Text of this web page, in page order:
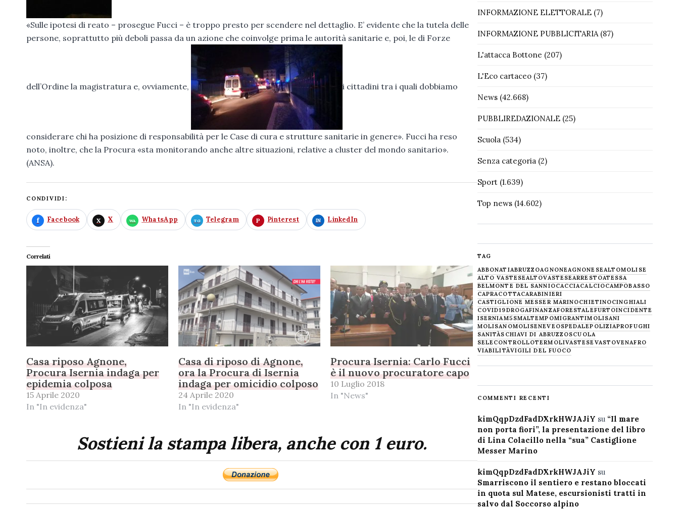
«Sulle ipotesi di reato – prosegue Fucci – è troppo presto per scendere nel dettaglio. E’ evidente che la tutela delle
persone, soprattutto più deboli passa da un azione che coinvolge prima le autorità sanitarie e, poi, le di Forze
dell’Ordine la magistratura e, ovviamente, i cittadini tra i quali dobbiamo
considerare chi ha posizione di responsabilità per le Case di cura e strutture sanitarie in genere». Fucci ha reso
noto, inoltre, che la Procura «sta monitorando anche altre situazioni, relative a cluster del mondo sanitario».
(ANSA).
CONDIVIDI:
Facebook X WhatsApp Telegram Pinterest LinkedIn
Correlati
Casa riposo Agnone,
Procura Isernia indaga per
epidemia colposa
15 Aprile 2020
In "In evidenza"
Casa di riposo di Agnone,
ora la Procura di Isernia
indaga per omicidio colposo
24 Aprile 2020
In "In evidenza"
Procura Isernia: Carlo Fucci
è il nuovo procuratore capo
10 Luglio 2018
In "News"
Sostieni la stampa libera, anche con 1 euro.
INFORMAZIONE ELETTORALE(7)
INFORMAZIONE PUBBLICITARIA(87)
L'attacca Bottone (207)
L'Eco cartaceo(37)
News(42.668)
PUBBLIREDAZIONALE(25)
Scuola(534)
Senza categoria(2)
Sport(1.639)
Top news(14.602)
TAG
ABBONATIABRUZZOAGNONEAGNONESEALTOMOLISE
ALTO VASTESEALTOVASTESEARRESTOATESSA
BELMONTE DEL SANNIOCACCIACALCIOCAMPOBASSO
CAPRACOTTACARABINIERI
CASTIGLIONE MESSER MARINOCHIETINOCINGHIALI
COVID19DROGAFINANZAFORESTALEFURTOINCIDENTE
ISERNIAM5SMALTEMPOMIGRANTIMOLISANI
MOLISANOMOLISENEVE OSPEDALEPOLIZIAPROFUGHI
SANITÀSCHIAVI DI ABRUZZOSCUOLA
SELECONTROLLOTERMOLIVASTESE VASTOVENAFRO
VIABILITÀVIGILI DEL FUOCO
COMMENTI RECENTI
kimQqpDzdFadDXrkHWJAJiY su “Il mare
non porta fiori”, la presentazione del libro
di Lina Colacillo nella “sua” Castiglione
Messer Marino
kimQqpDzdFadDXrkHWJAJiY su
Smarriscono il sentiero e restano bloccati
in quota sul Matese, escursionisti tratti in
salvo dal Soccorso alpino